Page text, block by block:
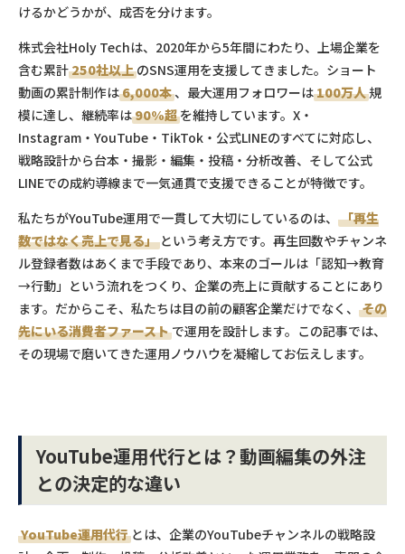
けるかどうかが、成否を分けます。
株式会社Holy Techは、2020年から5年間にわたり、上場企業を
含む累計250社以上 のSNS運用を支援してきました。ショート
動画の累計制作は6,000本 、最大運用フォロワーは100万人規
模に達し、継続率は90%超 を維持しています。X・
Instagram・YouTube・TikTok・公式LINEのすべてに対応し、
戦略設計から台本・撮影・編集・投稿・分析改善、そして公式
LINEでの成約導線まで一気通貫で支援できることが特徴です。
私たちがYouTube運用で一貫して大切にしているのは、 「再生
数ではなく売上で見る」 という考え方です。再生回数やチャンネ
ル登録者数はあくまで手段であり、本来のゴールは「認知→教育
→行動」という流れをつくり、企業の売上に貢献することにあり
ます。だからこそ、私たちは目の前の顧客企業だけでなく、 その
先にいる消費者ファースト で運用を設計します。この記事では、
その現場で磨いてきた運用ノウハウを凝縮してお伝えします。
YouTube運用代行とは？動画編集の外注
との決定的な違い
YouTube運用代行 とは、企業のYouTubeチャンネルの戦略設